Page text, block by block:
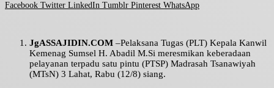
Facebook Twitter LinkedIn Tumblr Pinterest WhatsApp
JgASSAJIDIN.COM –Pelaksana Tugas (PLT) Kepala Kanwil
Kemenag Sumsel H. Abadil M.Si meresmikan keberadaan
pelayanan terpadu satu pintu (PTSP) Madrasah Tsanawiyah
(MTsN) 3 Lahat, Rabu (12/8) siang.